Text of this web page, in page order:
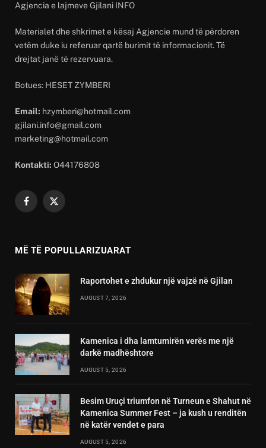
Agjencia e lajmeve Gjilani INFO
Materialet dhe shkrimet e kësaj Agjencie mund të përdoren
vetëm duke iu referuar qartë burimit të informacionit. Të
drejtat janë të rezervuara.
Botues: HESET ZYMBERI
Email: hzymberi@hotmail.com
gjilani.info@gmail.com
marketing@hotmail.com
Kontakti: O44176808
Facebook
X
MË TË POPULLARIZUARAT
Raportohet e zhdukur një vajzë në Gjilan
AUGUST 7, 2026
Kamenica i dha lamtumirën verës me një
darkë madhështore
AUGUST 5, 2026
Besim Uruçi triumfon në Turneun e Shahut në
Kamenica Summer Fest – ja kush u renditën
në katër vendet e para
AUGUST 5, 2026